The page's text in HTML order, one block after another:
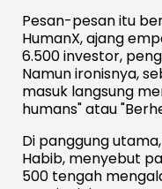
Pesan-pesan itu
HumanX, ajang
6.500 investor,
Namun ironisnya,
masuk langsung
humans" atau
Di panggung
Habib, menyebut
500 tengah